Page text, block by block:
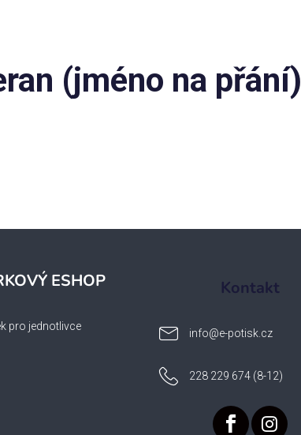
(jméno na přání)
ESHOP
pro jednotlivce
Kontakt
info@e-potisk.cz
228 229 674 (8-12)